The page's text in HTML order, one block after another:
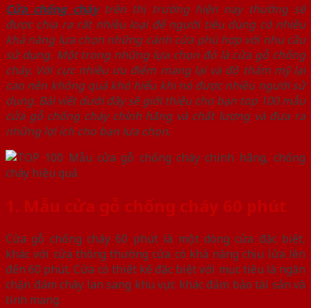
Cửa chống cháytrên thị trường hiện nay thường sẽ
được chia ra rất nhiều loại để người tiêu dùng có nhiều
khả năng lựa chọn những cánh cửa phù hợp với nhu cầu
sử dụng. Một trong những lựa chọn đó là cửa gỗ chống
cháy. Với cực nhiều ưu điểm mang lại và độ thẩm mỹ lại
cao nên không quá khó hiểu khi nó được nhiều người sử
dụng. Bài viết dưới đây sẽ giới thiệu cho bạn top 100 mẫu
cửa gỗ chống cháy chính hãng và chất lượng và đưa ra
những lợi ích cho bạn lựa chọn.
1. Mẫu cửa gỗ chống cháy 60 phút
Cửa gỗ chống cháy 60 phút là một dòng cửa đặc biệt,
khác với cửa thông thường cửa có khả năng chịu lửa lên
đến 60 phút. Cửa có thiết kế đặc biệt với mục tiêu là ngăn
chặn đám cháy lan sang khu vực khác đảm bảo tài sản và
tính mạng.